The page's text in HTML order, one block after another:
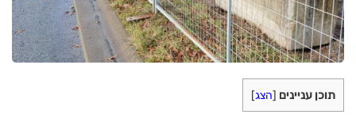
תוכן עניינים [הצג]